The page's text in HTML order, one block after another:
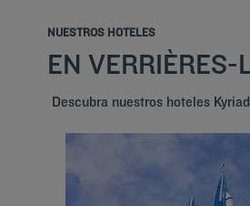
NUESTROS HOTELES
EN
Descubra nuestros hoteles